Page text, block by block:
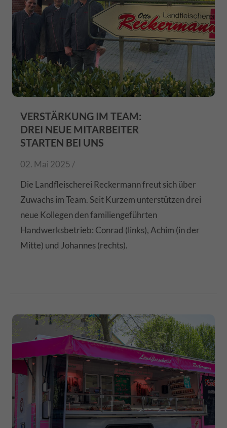
VERSTÄRKUNG IM TEAM:
DREI NEUE MITARBEITER
STARTEN BEI UNS
02. Mai 2025 /
Die Landfleischerei Reckermann freut sich über
Zuwachs im Team. Seit Kurzem unterstützen drei
neue Kollegen den familiengeführten
Handwerksbetrieb: Conrad (links), Achim (in der
Mitte) und Johannes (rechts).